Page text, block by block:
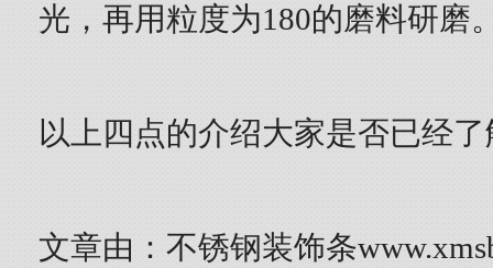
光，再用粒度为180的磨料研磨
以上四点的介绍大家是否已经
文章由：不锈钢装饰条